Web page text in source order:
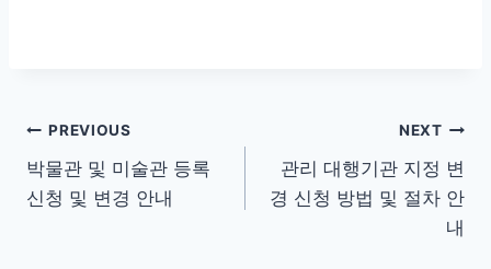
글
탐
PREVIOUS
박물관 및 미술관 등록
신청 및 변경 안내
NEXT
관리 대행기관 지정 변
경 신청 방법 및 절차 안
내